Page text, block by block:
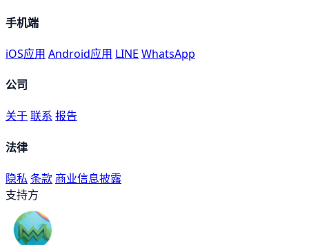
手机端
iOS应用 Android应用 LINE WhatsApp
公司
关于联系 报告
法律
隐私 条款 商业信息披露
支持方